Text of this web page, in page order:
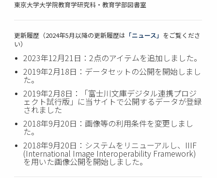
東京大学大学院教育学研究科・教育学部図書室
更新履歴（2024年5月以降の更新履歴は 「ニュース」 をご覧くださ
い）
2023年12月21日：2点のアイテムを追加しました。
2019年2月18日：データセットの公開を開始しまし
た。
2019年2月8日：「富士川文庫デジタル連携プロジ
ェクト試行版」に当サイトで公開するデータが登録
されました
2018年9月20日：画像等の利用条件を変更しまし
た。
2018年9月20日：システムをリニューアルし、IIIF
(International Image Interoperability Framework)
を用いた画像公開を開始しました。